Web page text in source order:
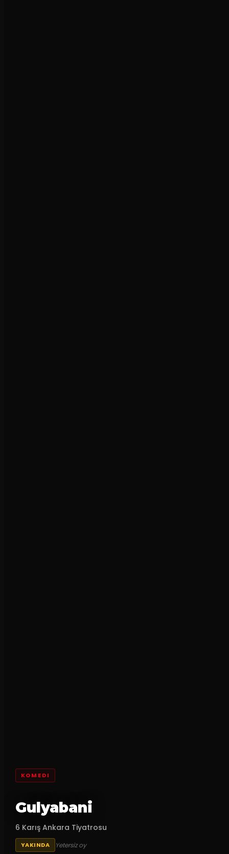
KOMEDI
Gulyabani
6 Karış Ankara Tiyatrosu
YAKINDA Yetersiz oy